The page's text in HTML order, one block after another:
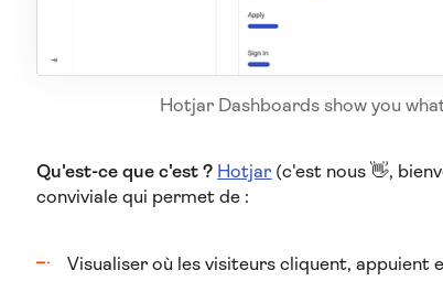
Hotjar Dashboards show you
Qu'est-ce que c'est ? Hotjar (c'est nous 👋,
conviviale qui permet de :
Visualiser où les visiteurs cliquent, appuient